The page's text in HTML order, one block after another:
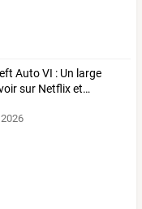
AutoVI : Un large
sur Netflixet…